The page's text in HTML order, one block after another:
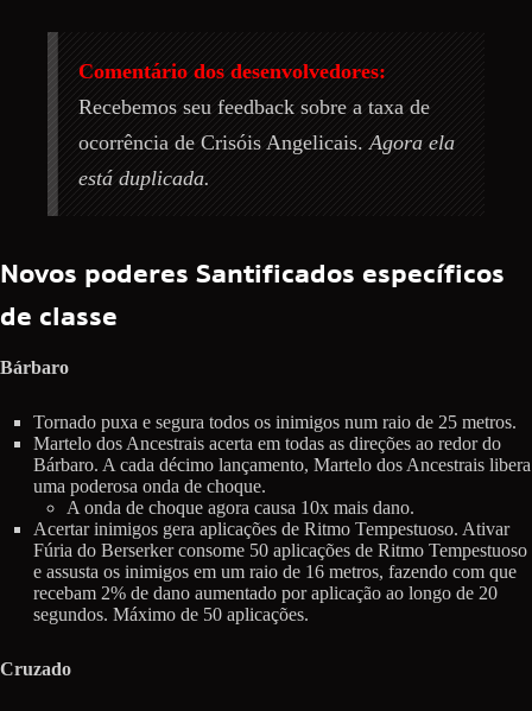
Comentário dos desenvolvedores:
Recebemos seu feedback sobre a taxa de
ocorrência de Crisóis Angelicais.Agora ela
está duplicada.
Novos poderes Santificados específicos
de classe
Bárbaro
Tornado puxa e segura todos os inimigos num raio de 25 metros.
Martelo dos Ancestrais acerta em todas as direções ao redor do
Bárbaro. A cada décimo lançamento, Martelo dos Ancestrais libera
uma poderosa onda de choque.
A onda de choque agora causa 10x mais dano.
Acertar inimigos gera aplicações de Ritmo Tempestuoso. Ativar
Fúria do Berserker consome 50 aplicações de Ritmo Tempestuoso
e assusta os inimigos em um raio de 16 metros, fazendo com que
recebam 2% de dano aumentado por aplicação ao longo de 20
segundos. Máximo de 50 aplicações.
Cruzado